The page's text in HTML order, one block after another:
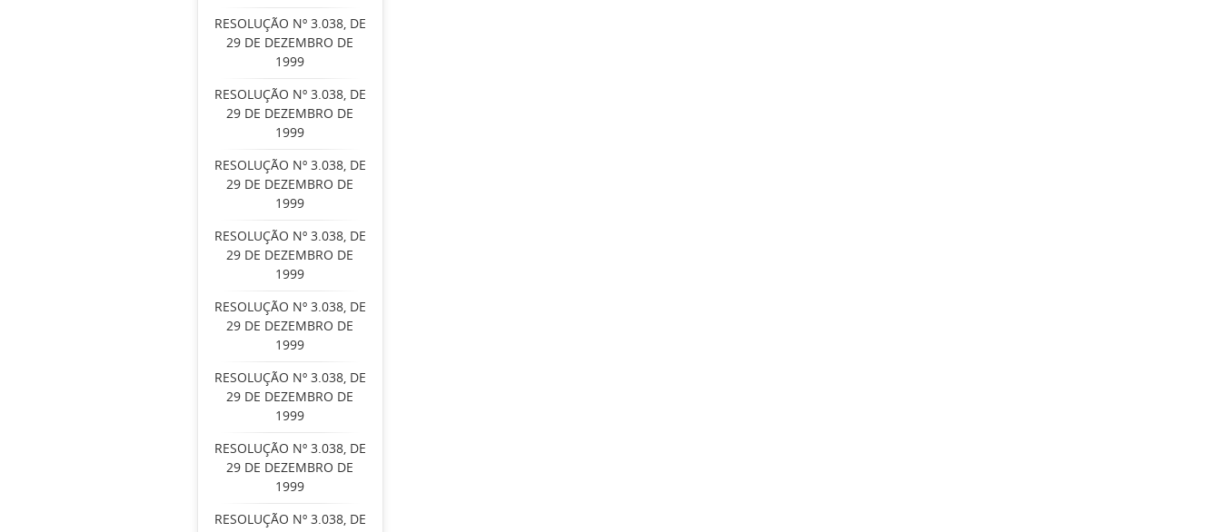
RESOLUÇÃO Nº 3.038, DE
29 DE DEZEMBRO DE
1999
RESOLUÇÃO Nº 3.038, DE
29 DE DEZEMBRO DE
1999
RESOLUÇÃO Nº 3.038, DE
29 DE DEZEMBRO DE
1999
RESOLUÇÃO Nº 3.038, DE
29 DE DEZEMBRO DE
1999
RESOLUÇÃO Nº 3.038, DE
29 DE DEZEMBRO DE
1999
RESOLUÇÃO Nº 3.038, DE
29 DE DEZEMBRO DE
1999
RESOLUÇÃO Nº 3.038, DE
29 DE DEZEMBRO DE
1999
RESOLUÇÃO Nº 3.038, DE